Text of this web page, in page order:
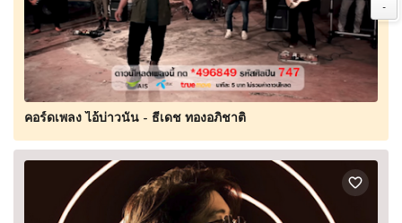
คอร์ดเพลง ไอ้บ่าวนั้น - ธีเดช ทองอภิชาติ
-